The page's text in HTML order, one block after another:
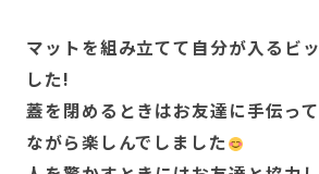
マットを組み立てて自分が入るビ
した!
蓋を閉めるときはお友達に手伝っ
ながら楽しんでしました